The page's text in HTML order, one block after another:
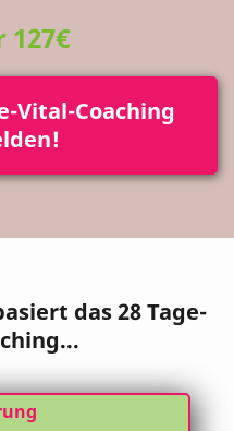
127€
Vital-Coaching
das 28 Tage-